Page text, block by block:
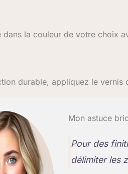
dans la couleur de votre choix
durable, appliquez le vernis
Mon astuce
Pour des
délimiter les